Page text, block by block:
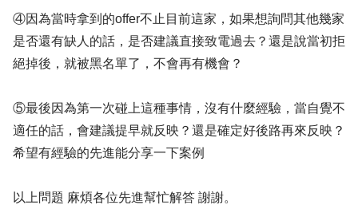
④因為當時拿到的offer不止目前這家，如果想詢問其他幾家
是否還有缺人的話，是否建議直接致電過去？還是說當初拒
絕掉後，就被黑名單了，不會再有機會？
⑤最後因為第一次碰上這種事情，沒有什麼經驗，當自覺不
適任的話，會建議提早就反映？還是確定好後路再來反映？
希望有經驗的先進能分享一下案例
以上問題 麻煩各位先進幫忙解答 謝謝。